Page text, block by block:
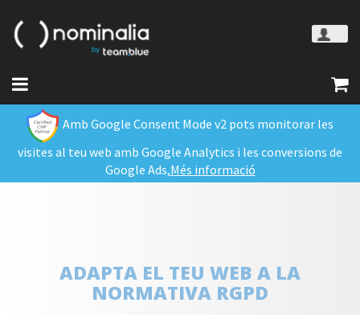
Amb Google Consent Mode v2 pots monitorar les
visites al teu web amb Google Analytics i les conversions de
Google Ads,Més informació
ADAPTA EL TEU WEB A LA
NORMATIVA RGPD